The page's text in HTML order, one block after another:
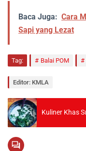
Baca Juga: Cara
Sapi yang Lezat
Tag: Balai POM
Editor: KMLA
Kuliner Khas